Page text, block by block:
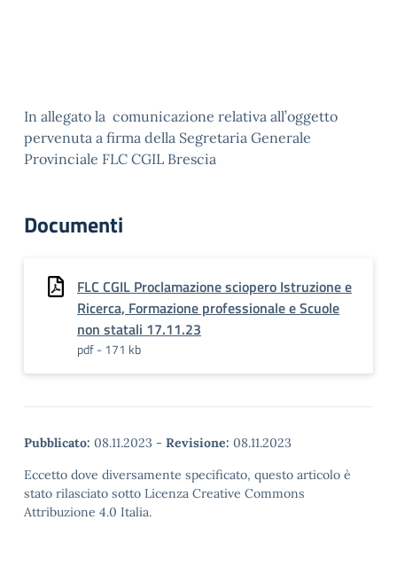
In allegato la comunicazione relativa all’oggetto
pervenuta a firma della Segretaria Generale
Provinciale FLC CGIL Brescia
Documenti
FLC CGIL Proclamazione sciopero Istruzione e
Ricerca, Formazione professionale e Scuole
non statali 17.11.23
pdf - 171 kb
Pubblicato: 08.11.2023 - Revisione: 08.11.2023
Eccetto dove diversamente specificato, questo articolo è
stato rilasciato sotto Licenza Creative Commons
Attribuzione 4.0 Italia.